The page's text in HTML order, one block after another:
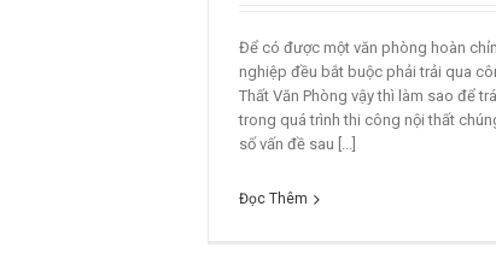
Để có được một văn phòng hoàn
nghiệp đều bắt buộc phải trải qua
Thất Văn Phòng vậy thì làm sao để
trong quá trình thi công nội thất
số vấn đề sau [...]
Đọc Thêm